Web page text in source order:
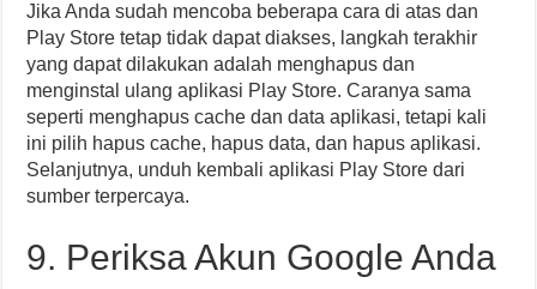
Jika Anda sudah mencoba beberapa cara di atas dan
Play Store tetap tidak dapat diakses, langkah terakhir
yang dapat dilakukan adalah menghapus dan
menginstal ulang aplikasi Play Store. Caranya sama
seperti menghapus cache dan data aplikasi, tetapi kali
ini pilih hapus cache, hapus data, dan hapus aplikasi.
Selanjutnya, unduh kembali aplikasi Play Store dari
sumber terpercaya.
9. Periksa Akun Google Anda